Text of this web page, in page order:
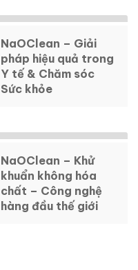
NaOClean – Giải
pháp hiệu quả trong
Y tế & Chăm sóc
Sức khỏe
NaOClean – Khử
khuẩn không hóa
chất – Công nghệ
hàng đầu thế giới